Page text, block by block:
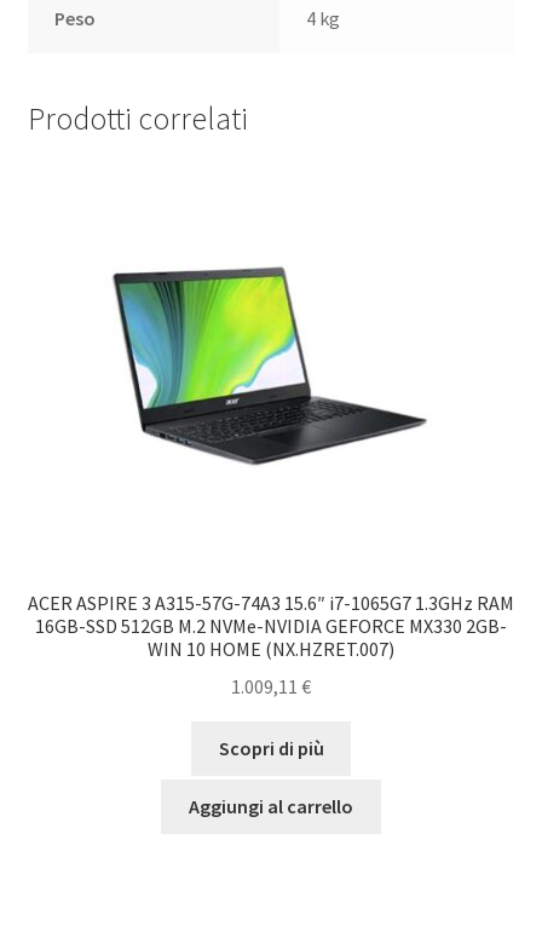
Peso 4 kg
Prodotti correlati
ACER ASPIRE 3 A315-57G-74A3 15.6″ i7-1065G7 1.3GHz RAM
16GB-SSD 512GB M.2 NVMe-NVIDIA GEFORCE MX330 2GB-
WIN 10 HOME (NX.HZRET.007)
1.009,11 €
Scopri di più
Aggiungi al carrello